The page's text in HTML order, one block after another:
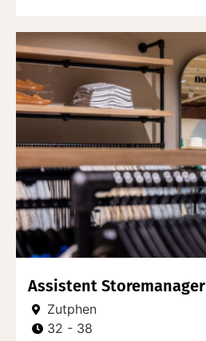
Assistent Storemanager
Zutphen
32 - 38